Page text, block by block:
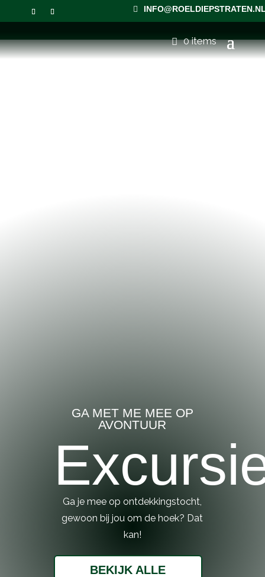
0 items
GA MET ME MEE OP
AVONTUUR
Ga je mee op ontdekkingstocht,
gewoon bij jou om de hoek? Dat
kan!
BEKIJK ALLE